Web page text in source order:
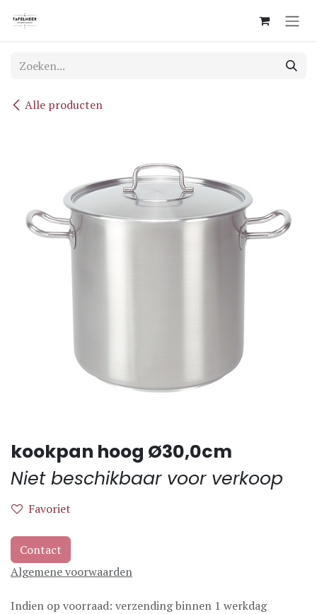
Alle producten
kookpan hoog Ø30,0cm
Niet beschikbaar voor verkoop
Favoriet
Contact
Algemene voorwaarden
Indien op voorraad: verzending binnen 1 werkdag